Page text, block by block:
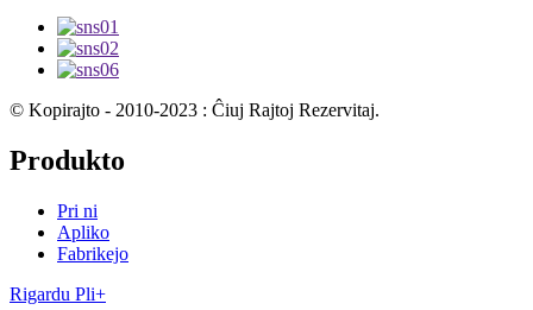
© Kopirajto - 2010-2023 : Ĉiuj Rajtoj Rezervitaj.
Produkto
Pri ni
Apliko
Fabrikejo
Rigardu Pli+